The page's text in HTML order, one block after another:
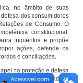
no âmbito de suas
dos consumidores
de Consumo. O
constitucional,
inquéritos e propõe
ações, defende os
e conciliações.
na proteção e defesa
organizado de cidadãos